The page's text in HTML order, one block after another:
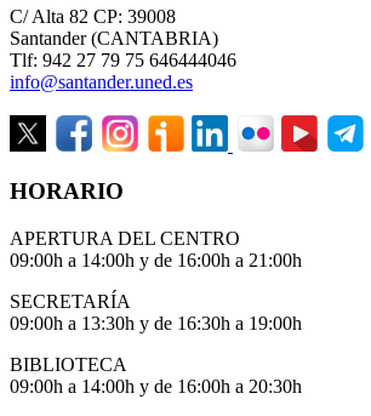
C/ Alta 82 CP: 39008
Santander (CANTABRIA)
Tlf: 942 27 79 75 646444046
info@santander.uned.es
HORARIO
APERTURA DEL CENTRO
09:00h a 14:00h y de 16:00h a 21:00h
SECRETARÍA
09:00h a 13:30h y de 16:30h a 19:00h
BIBLIOTECA
09:00h a 14:00h y de 16:00h a 20:30h